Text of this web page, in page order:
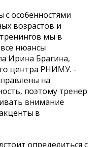
с особенностями
возрастов и
мы в
нюансы
Ирина Брагина,
центра РНИМУ. -
на
поэтому тренер
внимание
в
определиться с